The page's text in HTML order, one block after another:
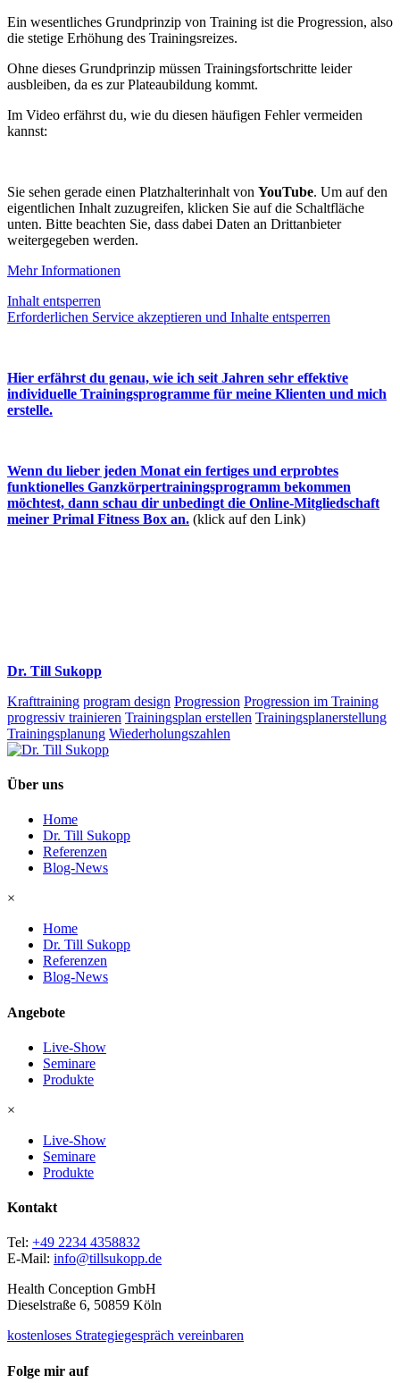
Ein wesentliches Grundprinzip von Training ist die Progression, also
die stetige Erhöhung des Trainingsreizes.
Ohne dieses Grundprinzip müssen Trainingsfortschritte leider
ausbleiben, da es zur Plateaubildung kommt.
Im Video erfährst du, wie du diesen häufigen Fehler vermeiden
kannst:
Sie sehen gerade einen Platzhalterinhalt von YouTube. Um auf den
eigentlichen Inhalt zuzugreifen, klicken Sie auf die Schaltfläche
unten. Bitte beachten Sie, dass dabei Daten an Drittanbieter
weitergegeben werden.
Mehr Informationen
Inhalt entsperren
Erforderlichen Service akzeptieren und Inhalte entsperren
Hier erfährst du genau, wie ich seit Jahren sehr effektive
individuelle Trainingsprogramme für meine Klienten und mich
erstelle.
Wenn du lieber jeden Monat ein fertiges und erprobtes
funktionelles Ganzkörpertrainingsprogramm bekommen
möchtest, dann schau dir unbedingt die Online-Mitgliedschaft
meiner Primal Fitness Box an. (klick auf den Link)
Dr. Till Sukopp
Krafttraining program design Progression Progression im Training
progressiv trainieren Trainingsplan erstellen Trainingsplanerstellung
Trainingsplanung Wiederholungszahlen
Über uns
Home
Dr. Till Sukopp
Referenzen
Blog-News
×
Home
Dr. Till Sukopp
Referenzen
Blog-News
Angebote
Live-Show
Seminare
Produkte
×
Live-Show
Seminare
Produkte
Kontakt
Tel: +49 2234 4358832
E-Mail: info@tillsukopp.de
Health Conception GmbH
Dieselstraße 6, 50859 Köln
kostenloses Strategiegespräch vereinbaren
Folge mir auf